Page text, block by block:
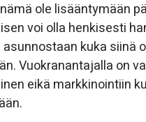
ole lisääntymään
voi olla henkisesti
kuka siinä
Vuokranantajalla on
eikä markkinointiin